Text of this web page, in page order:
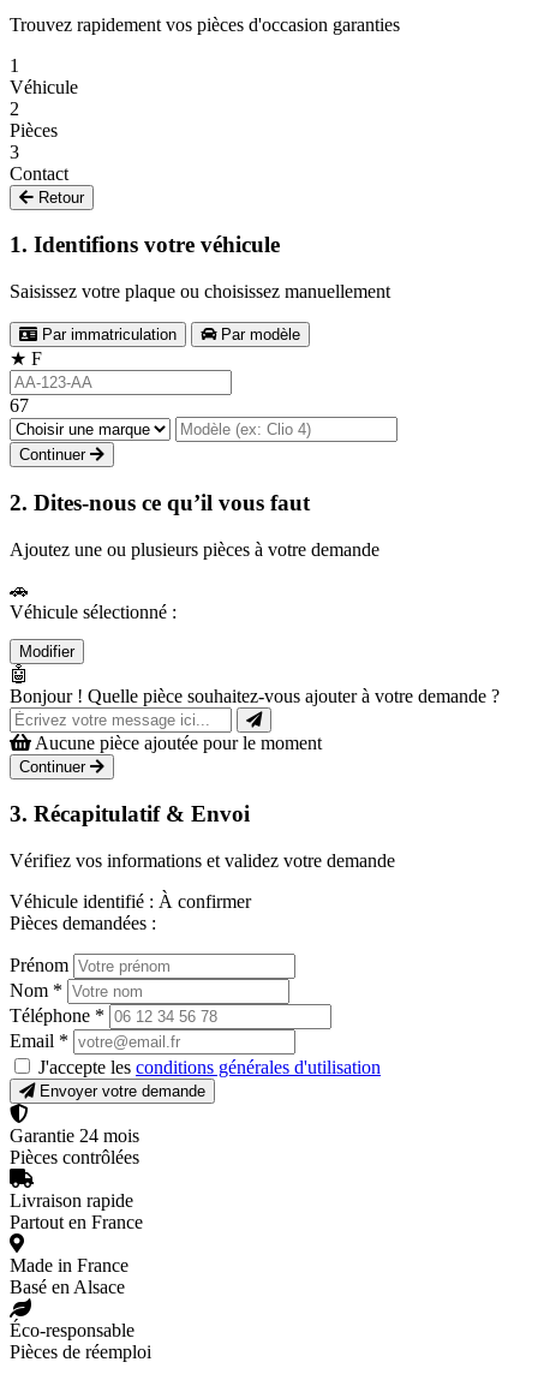
Trouvez rapidement vos pièces d'occasion garanties
1
Véhicule
2
Pièces
3
Contact
Retour
1. Identifions votre véhicule
Saisissez votre plaque ou choisissez manuellement
Par immatriculation Par modèle
★ F
67
Continuer
2. Dites-nous ce qu’il vous faut
Ajoutez une ou plusieurs pièces à votre demande
🚗
Véhicule sélectionné :
Modifier
🤖
Bonjour ! Quelle pièce souhaitez-vous ajouter à votre demande ?
Aucune pièce ajoutée pour le moment
Continuer
3. Récapitulatif & Envoi
Vérifiez vos informations et validez votre demande
Véhicule identifié : À confirmer
Pièces demandées :
Prénom
Nom *
Téléphone *
Email *
J'accepte les conditions générales d'utilisation
Envoyer votre demande
Garantie 24 mois
Pièces contrôlées
Livraison rapide
Partout en France
Made in France
Basé en Alsace
Éco-responsable
Pièces de réemploi